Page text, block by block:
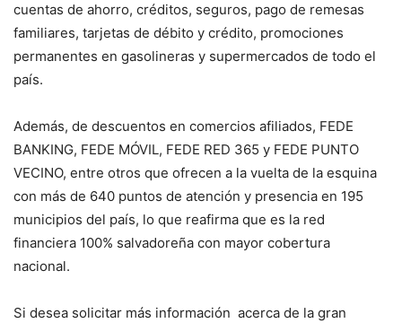
cuentas de ahorro, créditos, seguros, pago de remesas
familiares, tarjetas de débito y crédito, promociones
permanentes en gasolineras y supermercados de todo el
país.
Además, de descuentos en comercios afiliados, FEDE
BANKING, FEDE MÓVIL, FEDE RED 365 y FEDE PUNTO
VECINO, entre otros que ofrecen a la vuelta de la esquina
con más de 640 puntos de atención y presencia en 195
municipios del país, lo que reafirma que es la red
financiera 100% salvadoreña con mayor cobertura
nacional.
Si desea solicitar más información acerca de la gran